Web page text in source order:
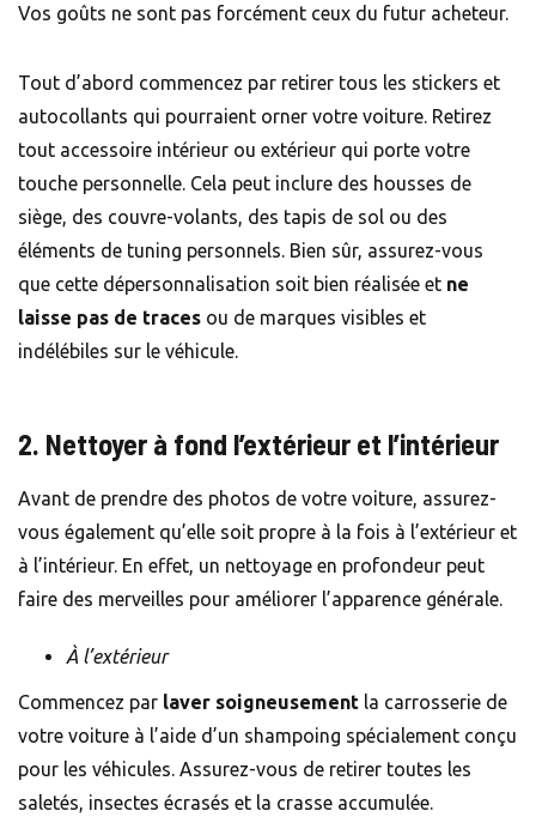
Vos goûts ne sont pas forcément ceux du futur acheteur.
Tout d’abord commencez par retirer tous les stickers et
autocollants qui pourraient orner votre voiture. Retirez
tout accessoire intérieur ou extérieur qui porte votre
touche personnelle. Cela peut inclure des housses de
siège, des couvre-volants, des tapis de sol ou des
éléments de tuning personnels. Bien sûr, assurez-vous
que cette dépersonnalisation soit bien réalisée et ne
laisse pas de traces ou de marques visibles et
indélébiles sur le véhicule.
2. Nettoyer à fond l’extérieur et l’intérieur
Avant de prendre des photos de votre voiture, assurez-
vous également qu’elle soit propre à la fois à l’extérieur et
à l’intérieur. En effet, un nettoyage en profondeur peut
faire des merveilles pour améliorer l’apparence générale.
À l’extérieur
Commencez par laver soigneusement la carrosserie de
votre voiture à l’aide d’un shampoing spécialement conçu
pour les véhicules. Assurez-vous de retirer toutes les
saletés, insectes écrasés et la crasse accumulée.